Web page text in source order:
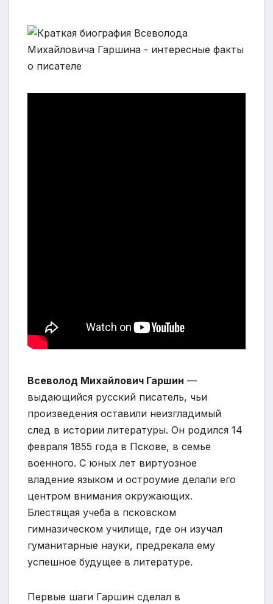
Всеволод Михайлович Гаршин —
выдающийся русский писатель, чьи
произведения оставили неизгладимый
след в истории литературы. Он родился 14
февраля 1855 года в Пскове, в семье
военного. С юных лет виртуозное
владение языком и остроумие делали его
центром внимания окружающих.
Блестящая учеба в псковском
гимназическом училище, где он изучал
гуманитарные науки, предрекала ему
успешное будущее в литературе.
Первые шаги Гаршин сделал в